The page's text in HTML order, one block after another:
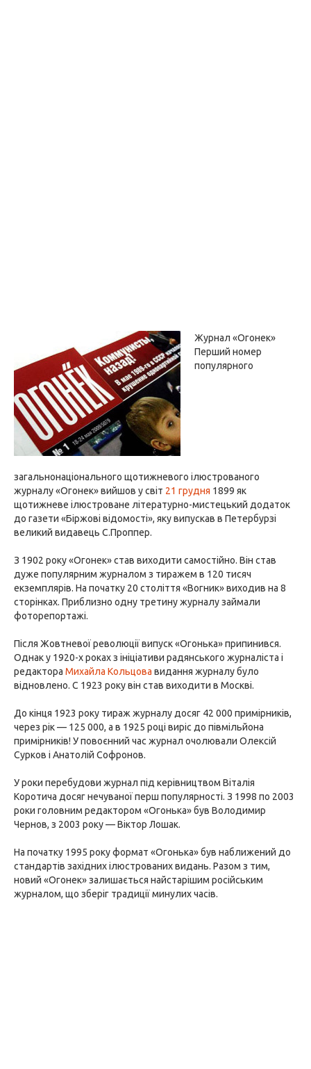
Журнал «Огонек»
Перший номер
популярного
загальнонаціонального щотижневого ілюстрованого
журналу «Огонек» вийшов у світ 21 грудня 1899 як
щотижневе ілюстроване літературно-мистецький додаток
до газети «Біржові відомості», яку випускав в Петербурзі
великий видавець С.Проппер.
З 1902 року «Огонек» став виходити самостійно. Він став
дуже популярним журналом з тиражем в 120 тисяч
екземплярів. На початку 20 століття «Вогник» виходив на 8
сторінках. Приблизно одну третину журналу займали
фоторепортажі.
Після Жовтневої революції випуск «Огонька» припинився.
Однак у 1920-х роках з ініціативи радянського журналіста і
редактора Михайла Кольцова видання журналу було
відновлено. C 1923 року він став виходити в Москві.
До кінця 1923 року тираж журналу досяг 42 000 примірників,
через рік — 125 000, а в 1925 році виріс до півмільйона
примірників! У повоєнний час журнал очолювали Олексій
Сурков і Анатолій Софронов.
У роки перебудови журнал під керівництвом Віталія
Коротича досяг нечуваної перш популярності. З 1998 по 2003
роки головним редактором «Огонька» був Володимир
Чернов, з 2003 року — Віктор Лошак.
На початку 1995 року формат «Огонька» був наближений до
стандартів західних ілюстрованих видань. Разом з тим,
новий «Огонек» залишається найстарішим російським
журналом, що зберіг традиції минулих часів.